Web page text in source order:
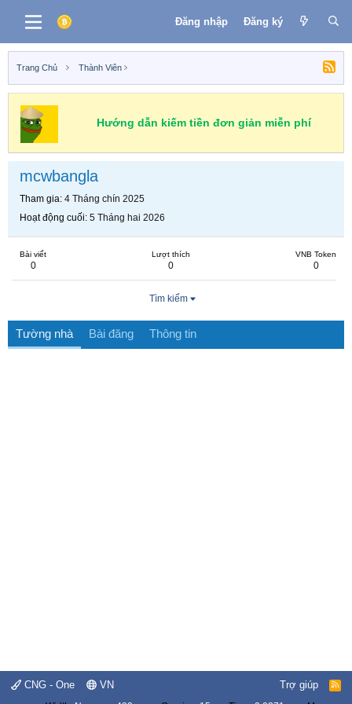
Đăng nhập Đăng ký
Trang Chủ Thành Viên
Hướng dẫn kiếm tiền đơn giản miễn phí
mcwbangla
Tham gia 4 Tháng chín 2025
Hoạt động cuối 5 Tháng hai 2026
Bài viết
0
Lượt thích
0
VNB Token
0
Tìm kiếm
Tường nhà Bài đăng Thông tin
CNG - One VN Trợ giúp
R